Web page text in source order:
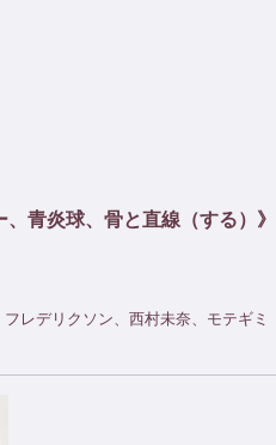
⻘炎球、骨と直線（する）》
レデリクソン、西村未奈、モテギミ